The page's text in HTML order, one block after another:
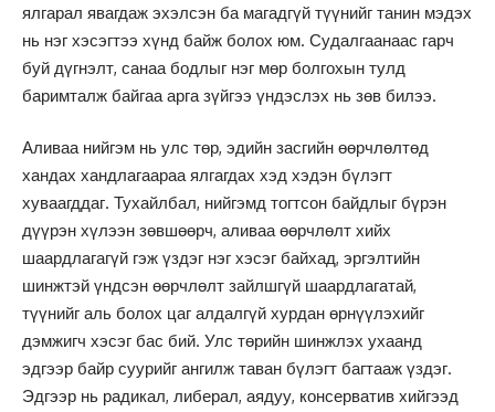
ялгарал явагдаж эхэлсэн ба магадгүй түүнийг танин мэдэх
нь нэг хэсэгтээ хүнд байж болох юм. Судалгаанаас гарч
буй дүгнэлт, санаа бодлыг нэг мөр болгохын тулд
баримталж байгаа арга зүйгээ үндэслэх нь зөв билээ.
Аливаа нийгэм нь улс төр, эдийн засгийн өөрчлөлтөд
хандах хандлагаараа ялгагдах хэд хэдэн бүлэгт
хуваагддаг. Тухайлбал, нийгэмд тогтсон байдлыг бүрэн
дүүрэн хүлээн зөвшөөрч, аливаа өөрчлөлт хийх
шаардлагагүй гэж үздэг нэг хэсэг байхад, эргэлтийн
шинжтэй үндсэн өөрчлөлт зайлшгүй шаардлагатай,
түүнийг аль болох цаг алдалгүй хурдан өрнүүлэхийг
дэмжигч хэсэг бас бий. Улс төрийн шинжлэх ухаанд
эдгээр байр суурийг ангилж таван бүлэгт багтааж үздэг.
Эдгээр нь радикал, либерал, аядуу, консерватив хийгээд